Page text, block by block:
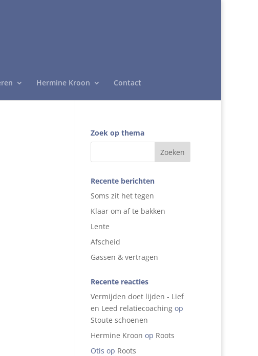
Hermine Kroon Contact
Zoek op thema
Recente berichten
Soms zit het tegen
Klaar om af te bakken
Lente
Afscheid
Gassen & vertragen
Recente reacties
Vermijden doet lijden - Lief
en Leed relatiecoachingop
Stoute schoenen
Hermine Kroon op Roots
Otis op Roots